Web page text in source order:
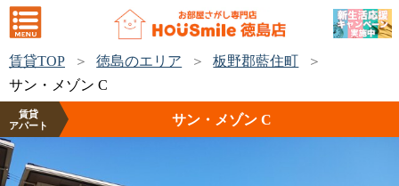
賃貸TOP 徳島のエリア
板野郡藍住町
サン・メゾン C
賃貸
アパート
サン・メゾン C